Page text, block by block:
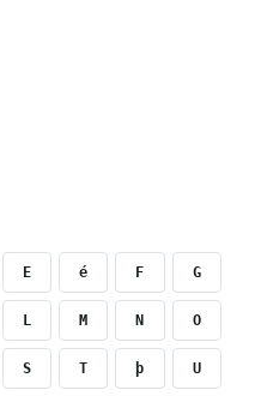
E é F G
L M N O
S T þ U